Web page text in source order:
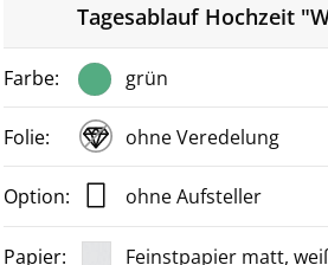
Tagesablauf Hochzeit
grün
ohne Veredelung
ohne Aufsteller
Feinstpapier matt,